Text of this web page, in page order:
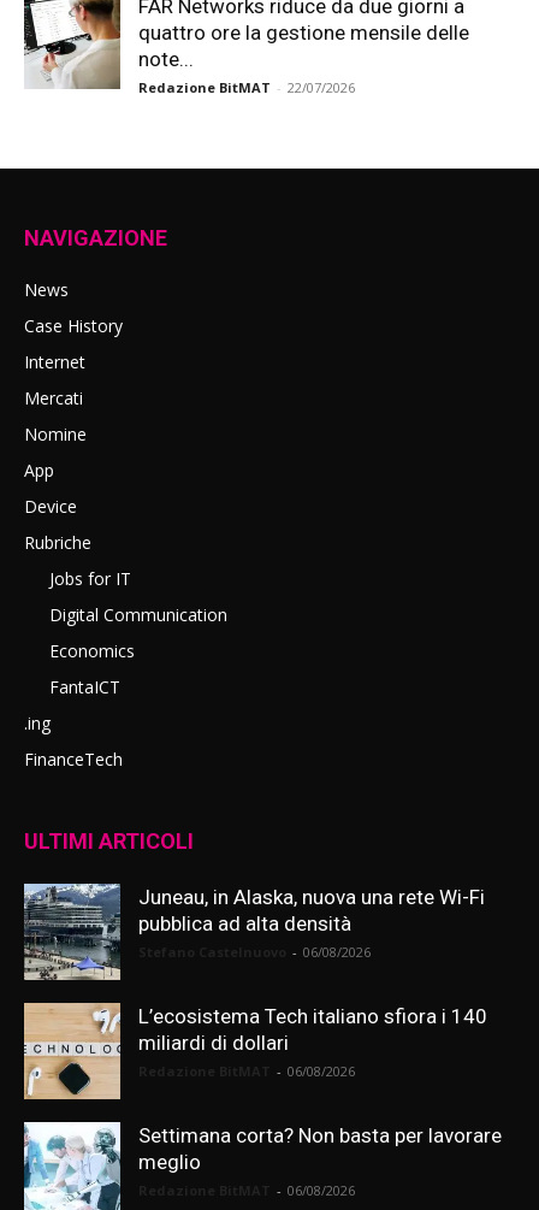
FAR Networks riduce da due giorni a
quattro ore la gestione mensile delle
note...
Redazione BitMAT - 22/07/2026
NAVIGAZIONE
News
Case History
Internet
Mercati
Nomine
App
Device
Rubriche
Jobs for IT
Digital Communication
Economics
FantaICT
.ing
FinanceTech
ULTIMI ARTICOLI
Juneau, in Alaska, nuova una rete Wi-Fi
pubblica ad alta densità
- 06/08/2026
L’ecosistema Tech italiano sfiora i 140
miliardi di dollari
- 06/08/2026
Settimana corta? Non basta per lavorare
meglio
- 06/08/2026